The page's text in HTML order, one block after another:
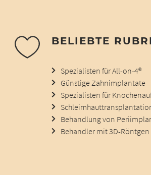
BELIEBTE
Spezialisten für All-on-4®
Günstige Zahnimplantate
Spezialisten für
Behandlung von
Behandler mit 3D-Röntgen